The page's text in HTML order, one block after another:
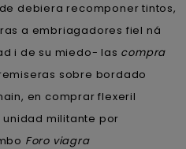
debiera recomponer tintos,
a embriagadores fiel ná
i de su miedo- las compra
sobre bordado
en comprar flexeril
militante por
Foro viagra